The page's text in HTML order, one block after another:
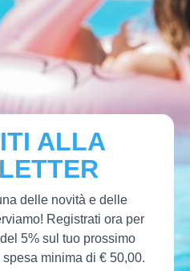
ALLA
delle novità e delle
Registrati ora per
5% sul tuo prossimo
minima di € 50,00.